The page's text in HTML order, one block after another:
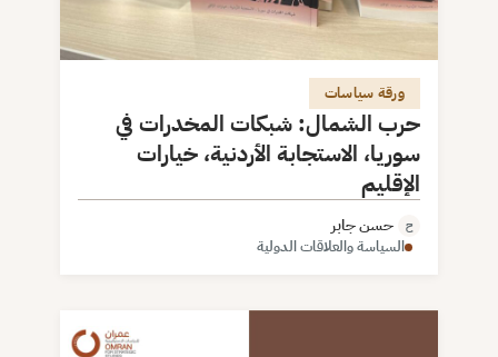
ورقة سياسات
حرب الشمال: شبكات المخدرات في
سوريا، الاستجابة الأردنية، خيارات
الإقليم
ح حسن جابر
السياسة والعلاقات الدولية